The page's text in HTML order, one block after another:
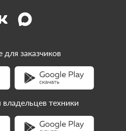
заказчиков
техники